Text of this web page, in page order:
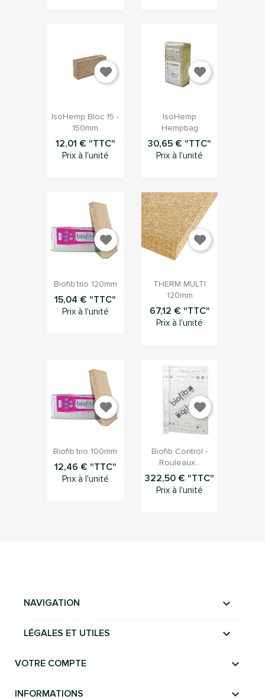
Aperçu rapide
IsoHemp Bloc 15 -
150mm
12,01 € "TTC"
Prix à l'unité
Aperçu rapide
IsoHemp
Hempbag
30,65 € "TTC"
Prix à l'unité
Aperçu rapide
Biofib’trio 120mm
15,04 € "TTC"
Prix à l'unité
Aperçu rapide
THERM MULTI
120mm
67,12 € "TTC"
Prix à l'unité
Aperçu rapide
Biofib’trio 100mm
12,46 € "TTC"
Prix à l'unité
Aperçu rapide
Biofib Control -
Rouleaux...
322,50 € "TTC"
Prix à l'unité
NAVIGATION 
LÉGALES ET UTILES 
VOTRE COMPTE 
INFORMATIONS keyboard_arrow_down